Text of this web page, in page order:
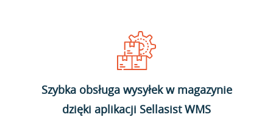
Szybka obsługa wysyłek w magazynie
dzięki aplikacji Sellasist WMS